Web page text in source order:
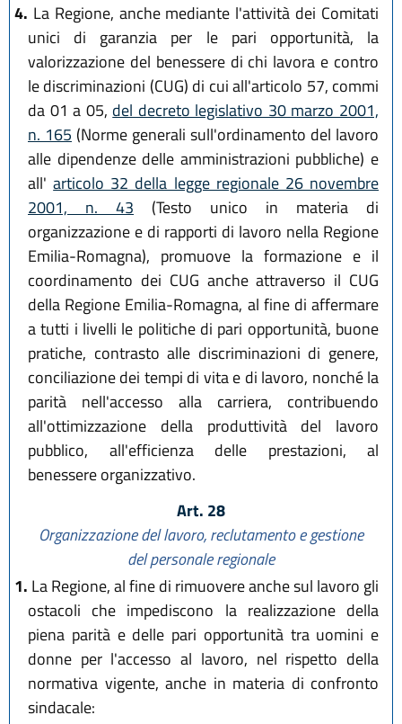
4. La Regione, anche mediante l'attività dei Comitati
unici di garanzia per le pari opportunità, la
valorizzazione del benessere di chi lavora e contro
le discriminazioni (CUG) di cui all'articolo 57, commi
da 01 a 05, del decreto legislativo 30 marzo 2001,
n. 165 (Norme generali sull'ordinamento del lavoro
alle dipendenze delle amministrazioni pubbliche) e
all'articolo 32 della legge regionale 26 novembre
2001, n. 43 (Testo unico in materia di
organizzazione e di rapporti di lavoro nella Regione
Emilia-Romagna), promuove la formazione e il
coordinamento dei CUG anche attraverso il CUG
della Regione Emilia-Romagna, al fine di affermare
a tutti i livelli le politiche di pari opportunità, buone
pratiche, contrasto alle discriminazioni di genere,
conciliazione dei tempi di vita e di lavoro, nonché la
parità nell'accesso alla carriera, contribuendo
all'ottimizzazione della produttività del lavoro
pubblico, all'efficienza delle prestazioni, al
benessere organizzativo.
Art. 28
Organizzazione del lavoro, reclutamento e gestione
del personale regionale
1. La Regione, al fine di rimuovere anche sul lavoro gli
ostacoli che impediscono la realizzazione della
piena parità e delle pari opportunità tra uomini e
donne per l'accesso al lavoro, nel rispetto della
normativa vigente, anche in materia di confronto
sindacale: